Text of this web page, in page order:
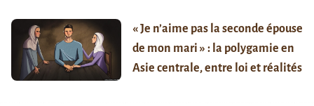
« Je n’aime pas la seconde épouse
de mon mari » : la polygamie en
Asie centrale, entre loi et réalités